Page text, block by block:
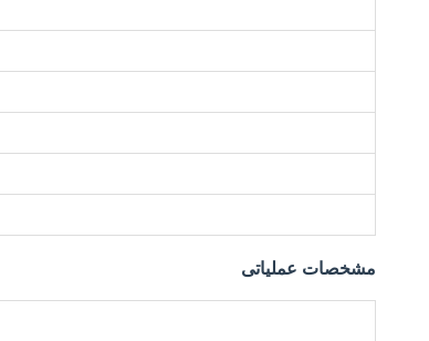
مشخصات عملیاتی